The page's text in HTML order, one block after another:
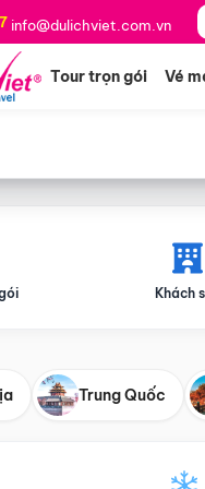
info@dulichviet.com.vn
Tour trọn gói Vé
*
Khách
Trung Quốc